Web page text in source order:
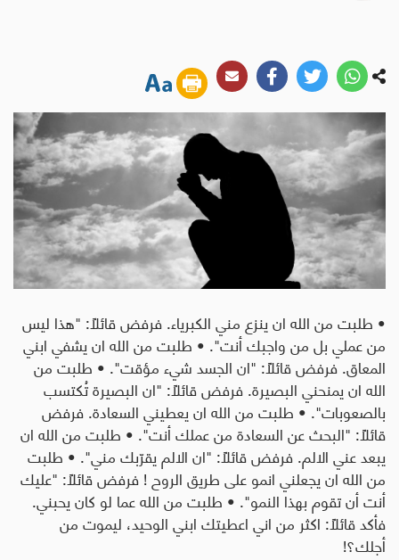
• طلبت من الله ان ينزع مني الكبرياء. فرفض قائلاً: "هذا ليس
من عملي بل من واجبك أنت". • طلبت من الله ان يشفي ابني
المعاق. فرفض قائلاً: "ان الجسد شيء مؤقت". • طلبت من
الله ان يمنحني البصيرة. فرفض قائلاً: "ان البصيرة تُكتسب
بالصعوبات". • طلبت من الله ان يعطيني السعادة. فرفض
قائلاً: "البحث عن السعادة من عملك أنت". • طلبت من الله ان
يبعد عني الالم. فرفض قائلاً: "ان الالم يقرّبك مني". • طلبت
من الله ان يجعلني انمو على طريق الروح ! فرفض قائلاً: "عليك
أنت أن تقوم بهذا النمو". • طلبت من الله عما لو كان يحبني.
فأكد قائلاً: اكثر من اني اعطيتك ابني الوحيد، ليموت من
أجلك؟!